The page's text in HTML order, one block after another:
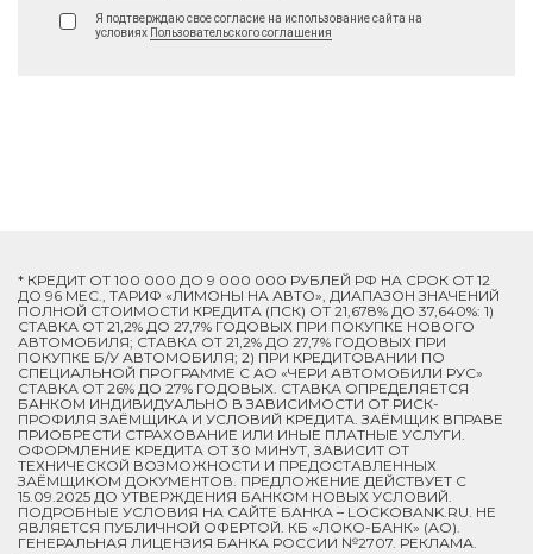
Я подтверждаю свое согласие на использование сайта на
условиях Пользовательского соглашения
* КРЕДИТ ОТ 100 000 ДО 9 000 000 РУБЛЕЙ РФ НА СРОК ОТ 12
ДО 96 МЕС., ТАРИФ «ЛИМОНЫ НА АВТО», ДИАПАЗОН ЗНАЧЕНИЙ
ПОЛНОЙ СТОИМОСТИ КРЕДИТА (ПСК) ОТ 21,678% ДО 37,640%: 1)
СТАВКА ОТ 21,2% ДО 27,7% ГОДОВЫХ ПРИ ПОКУПКЕ НОВОГО
АВТОМОБИЛЯ; СТАВКА ОТ 21,2% ДО 27,7% ГОДОВЫХ ПРИ
ПОКУПКЕ Б/У АВТОМОБИЛЯ; 2) ПРИ КРЕДИТОВАНИИ ПО
СПЕЦИАЛЬНОЙ ПРОГРАММЕ C АО «ЧЕРИ АВТОМОБИЛИ РУС»
СТАВКА ОТ 26% ДО 27% ГОДОВЫХ. СТАВКА ОПРЕДЕЛЯЕТСЯ
БАНКОМ ИНДИВИДУАЛЬНО В ЗАВИСИМОСТИ ОТ РИСК-
ПРОФИЛЯ ЗАЁМЩИКА И УСЛОВИЙ КРЕДИТА. ЗАЁМЩИК ВПРАВЕ
ПРИОБРЕСТИ СТРАХОВАНИЕ ИЛИ ИНЫЕ ПЛАТНЫЕ УСЛУГИ.
ОФОРМЛЕНИЕ КРЕДИТА ОТ 30 МИНУТ, ЗАВИСИТ ОТ
ТЕХНИЧЕСКОЙ ВОЗМОЖНОСТИ И ПРЕДОСТАВЛЕННЫХ
ЗАЁМЩИКОМ ДОКУМЕНТОВ. ПРЕДЛОЖЕНИЕ ДЕЙСТВУЕТ С
15.09.2025 ДО УТВЕРЖДЕНИЯ БАНКОМ НОВЫХ УСЛОВИЙ.
ПОДРОБНЫЕ УСЛОВИЯ НА САЙТЕ БАНКА – LOCKOBANK.RU. НЕ
ЯВЛЯЕТСЯ ПУБЛИЧНОЙ ОФЕРТОЙ. КБ «ЛОКО-БАНК» (АО).
ГЕНЕРАЛЬНАЯ ЛИЦЕНЗИЯ БАНКА РОССИИ №2707. РЕКЛАМА.